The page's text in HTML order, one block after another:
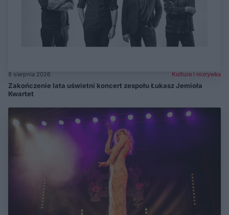
8 sierpnia 2026 Kultura i rozrywka
Zakończenie lata uświetni koncert zespołu Łukasz Jemioła
Kwartet